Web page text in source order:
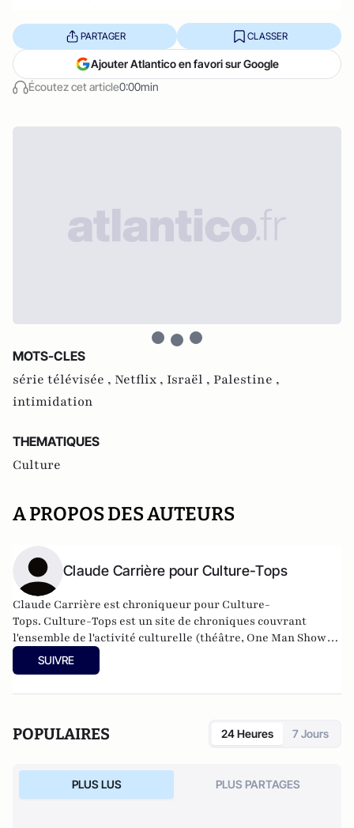
Écoutez cet article0:00min
PARTAGER CLASSER
Ajouter Atlantico en favori sur Google
MOTS-CLES
série télévisée , Netflix , Israël , Palestine ,
intimidation
THEMATIQUES
Culture
A PROPOS DES AUTEURS
Claude Carrière pour Culture-Tops
Claude Carrière est chroniqueur pour Culture-
Tops. Culture-Tops est un site de chroniques couvrant
l'ensemble de l'activité culturelle (théâtre, One Man Shows,
opéras, ballets, spectacles divers, cinéma, expos, livres,
etc.).
SUIVRE
POPULAIRES 24 Heures 7 Jours
PLUS LUS PLUS PARTAGES